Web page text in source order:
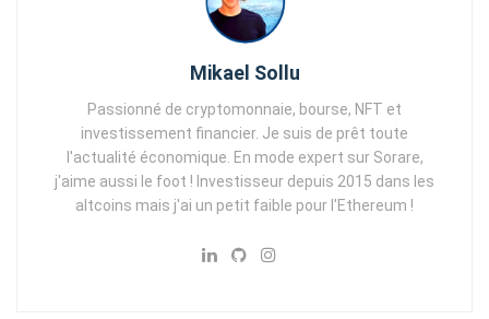
Mikael Sollu
Passionné de cryptomonnaie, bourse, NFT et
investissement financier. Je suis de prêt toute
l'actualité économique. En mode expert sur Sorare,
j'aime aussi le foot ! Investisseur depuis 2015 dans les
altcoins mais j'ai un petit faible pour l'Ethereum !